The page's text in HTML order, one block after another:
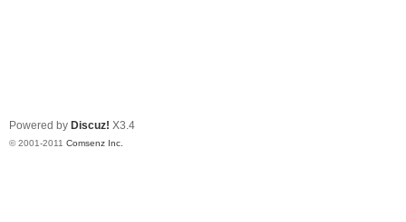
Powered by Discuz! X3.4
© 2001-2011 Comsenz Inc.